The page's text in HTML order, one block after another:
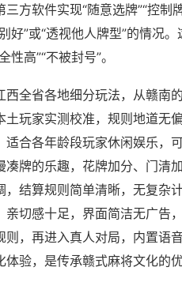
方软件实现“随意选牌”“控制
好”或“透视他人牌型”的情况
高”“不被封号”。
全省各地细分玩法，从赣南
玩家实测校准，规则地道无
合各年龄段玩家休闲娱乐，
牌的乐趣，花牌加分、门清
结算规则简单清晰，无复杂
切感十足，界面简洁无广告
，再进入真人对局，内置语
验，是传承赣式麻将文化的优